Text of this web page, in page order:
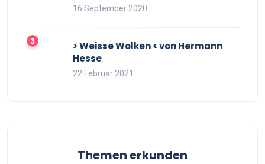
16 September 2020
> Weisse Wolken < von Hermann
Hesse
22 Februar 2021
Themen erkunden